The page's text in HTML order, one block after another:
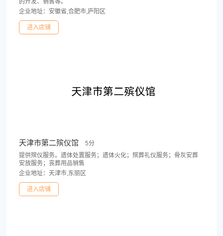
的开发、销售等。
企业地址：安徽省,合肥市,庐阳区
进入店铺
天津市第二殡仪馆
5分
提供殡仪服务。遗体处置服务；遗体火化；殡葬礼仪服务；骨灰安葬
安放服务；丧葬用品销售
企业地址：天津市,东丽区
进入店铺